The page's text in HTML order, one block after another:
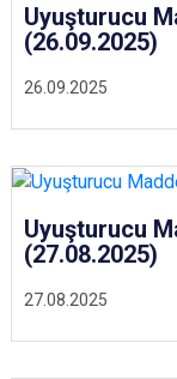
26.09.2025
Uyuşturucu
(26.09.2025)
27.08.2025
Uyuşturucu
(27.08.2025)